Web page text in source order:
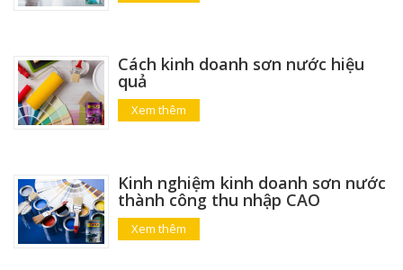
Cách kinh doanh sơn nước hiệu
quả
Xem thêm
Kinh nghiệm kinh doanh sơn nước
thành công thu nhập CAO
Xem thêm